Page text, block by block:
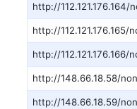
http://
http://
http://
http://148.66.18.58/
http://148.66.18.59/